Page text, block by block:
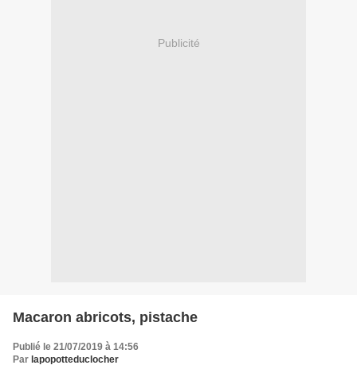
Publicité
Macaron abricots, pistache
Publié le 21/07/2019 à 14:56
Par lapopotteduclocher